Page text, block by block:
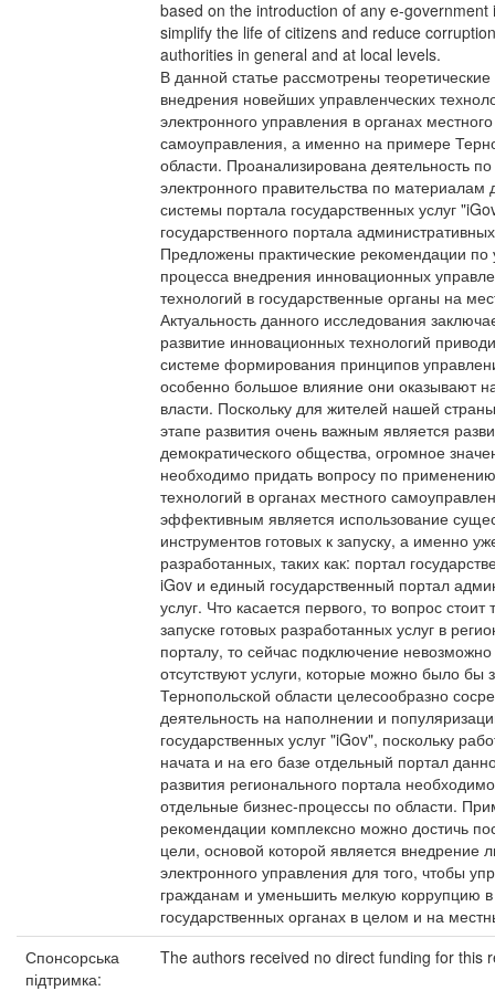
based on the introduction of any e-government
simplify the life of citizens and reduce
authorities in general and at local levels.
В данной статье рассмотрены
внедрения новейших управленческих
электронного управления в органах местного
самоуправления, а именно на примере
области. Проанализирована деятельность
электронного правительства по
системы портала государственных услуг
государственного портала
Предложены практические рекомендации
процесса внедрения инновационных
технологий в государственные органы на
Актуальность данного исследования
развитие инновационных технологий
системе формирования принципов
особенно большое влияние они оказывают
власти. Поскольку для жителей нашей
этапе развития очень важным является
демократического общества, огромное
необходимо придать вопросу по
технологий в органах местного
эффективным является использование
инструментов готовых к запуску, а именно
разработанных, таких как: портал
iGov и единый государственный портал
услуг. Что касается первого, то вопрос стоит
запуске готовых разработанных услуг в
порталу, то сейчас подключение невозможно
отсутствуют услуги, которые можно было бы
Тернопольской области целесообразно
деятельность на наполнении и
государственных услуг "iGov", поскольку
начата и на его базе отдельный портал
развития регионального портала
отдельные бизнес-процессы по области.
рекомендации комплексно можно достичь
цели, основой которой является внедрение
электронного управления для того, чтобы
гражданам и уменьшить мелкую коррупцию в
государственных органах в целом и на
Спонсорська
підтримка:
The authors received no direct funding for this